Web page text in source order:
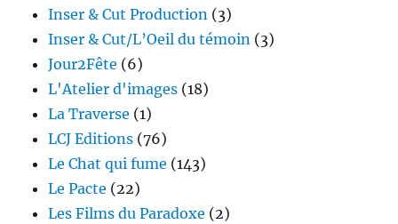
Inser & Cut Production (3)
Inser & Cut/L’Oeil du témoin (3)
Jour2Fête (6)
L'Atelier d'images (18)
La Traverse (1)
LCJ Editions (76)
Le Chat qui fume (143)
Le Pacte (22)
Les Films du Paradoxe (2)